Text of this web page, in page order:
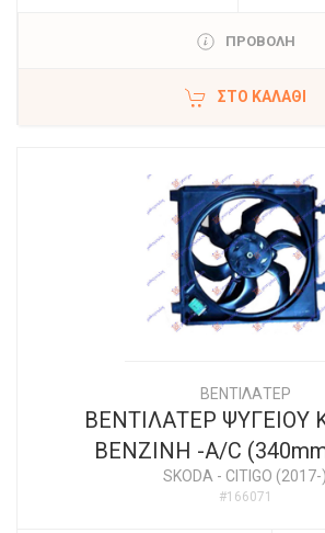
ΠΡΟΒΟΛΗ
ΣΤΟ ΚΑΛΆΘΙ
ΒΕΝΤΙΛΑΤΕΡ
ΒΕΝΤΙΛΑΤΕΡ
ΒΕΝΖΙΝΗ -A/C
SKODA - CITIGO (2017-)
#166071